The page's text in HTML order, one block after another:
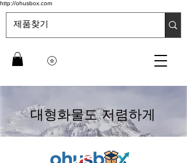
http://ohusbox.com
대형화물도 저렴하게